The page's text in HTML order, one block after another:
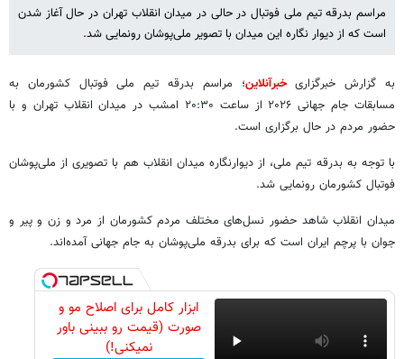
مراسم بدرقه تیم ملی فوتبال در حالی در میدان انقلاب تهران در حال آغاز شدن
است که از دیوار نگاره این میدان با تصویر ملی‌پوشان رونمایی شد.
به گزارش خبرگزاریخبرآنلاین؛ مراسم بدرقه تیم ملی فوتبال کشورمان به
مسابقات جام جهانی ۲۰۲۶ از ساعت ۲۰:۳۰ امشب در میدان انقلاب تهران و با
حضور مردم در حال برگزاری است.
با توجه به بدرقه تیم ملی، از دیوارنگاره میدان انقلاب هم با تصویری از ملی‌پوشان
فوتبال کشورمان رونمایی شد.
میدان انقلاب شاهد حضور نسل‌های مختلف مردم کشورمان از مرد و زن و پیر و
جوان با پرچم ایران است که برای بدرقه ملی‌پوشان به جام جهانی آمده‌اند.
ابزار کامل برای اصلاح مو و
صورت (قیمت رو ببینی باور
نمیکنی!)